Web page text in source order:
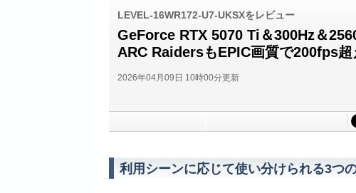
LEVEL-16WR172-U7-UKSXをレビュー
GeForce RTX 5070 Ti＆300Hz＆
ARC RaidersもEPIC画質で200fps
2026年04月09日 10時00分更新
利用シーンに応じて使い分けられる3つ